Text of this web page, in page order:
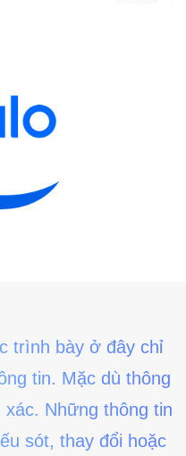
trình bày ở đây chỉ
tin. Mặc dù thông
Những thông tin
sót, thay đổi hoặc